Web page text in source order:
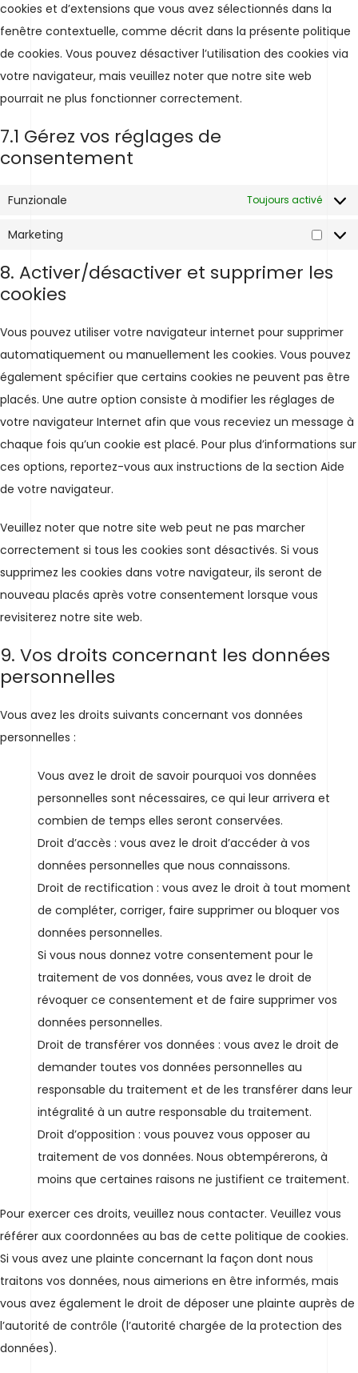
cookies et d’extensions que vous avez sélectionnés dans la
fenêtre contextuelle, comme décrit dans la présente politique
de cookies. Vous pouvez désactiver l’utilisation des cookies via
votre navigateur, mais veuillez noter que notre site web
pourrait ne plus fonctionner correctement.
7.1 Gérez vos réglages de
consentement
Funzionale Toujours activé
Marketing
8. Activer/désactiver et supprimer les
cookies
Vous pouvez utiliser votre navigateur internet pour supprimer
automatiquement ou manuellement les cookies. Vous pouvez
également spécifier que certains cookies ne peuvent pas être
placés. Une autre option consiste à modifier les réglages de
votre navigateur Internet afin que vous receviez un message à
chaque fois qu’un cookie est placé. Pour plus d’informations sur
ces options, reportez-vous aux instructions de la section Aide
de votre navigateur.
Veuillez noter que notre site web peut ne pas marcher
correctement si tous les cookies sont désactivés. Si vous
supprimez les cookies dans votre navigateur, ils seront de
nouveau placés après votre consentement lorsque vous
revisiterez notre site web.
9. Vos droits concernant les données
personnelles
Vous avez les droits suivants concernant vos données
personnelles :
Vous avez le droit de savoir pourquoi vos données
personnelles sont nécessaires, ce qui leur arrivera et
combien de temps elles seront conservées.
Droit d’accès : vous avez le droit d’accéder à vos
données personnelles que nous connaissons.
Droit de rectification : vous avez le droit à tout moment
de compléter, corriger, faire supprimer ou bloquer vos
données personnelles.
Si vous nous donnez votre consentement pour le
traitement de vos données, vous avez le droit de
révoquer ce consentement et de faire supprimer vos
données personnelles.
Droit de transférer vos données : vous avez le droit de
demander toutes vos données personnelles au
responsable du traitement et de les transférer dans leur
intégralité à un autre responsable du traitement.
Droit d’opposition : vous pouvez vous opposer au
traitement de vos données. Nous obtempérerons, à
moins que certaines raisons ne justifient ce traitement.
Pour exercer ces droits, veuillez nous contacter. Veuillez vous
référer aux coordonnées au bas de cette politique de cookies.
Si vous avez une plainte concernant la façon dont nous
traitons vos données, nous aimerions en être informés, mais
vous avez également le droit de déposer une plainte auprès de
l’autorité de contrôle (l’autorité chargée de la protection des
données).